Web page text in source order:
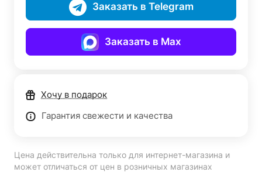
Заказать в Telegram
Заказать в Max
Хочу в подарок
Гарантия свежести и качества
Цена действительна только для интернет-магазина и
может отличаться от цен в розничных магазинах